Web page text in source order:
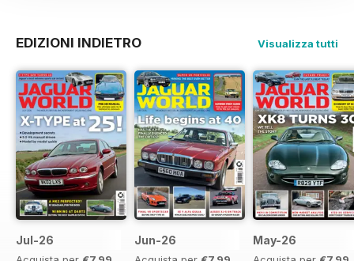
EDIZIONI INDIETRO Visualizza tutti
Jul-26 Jun-26 May-26